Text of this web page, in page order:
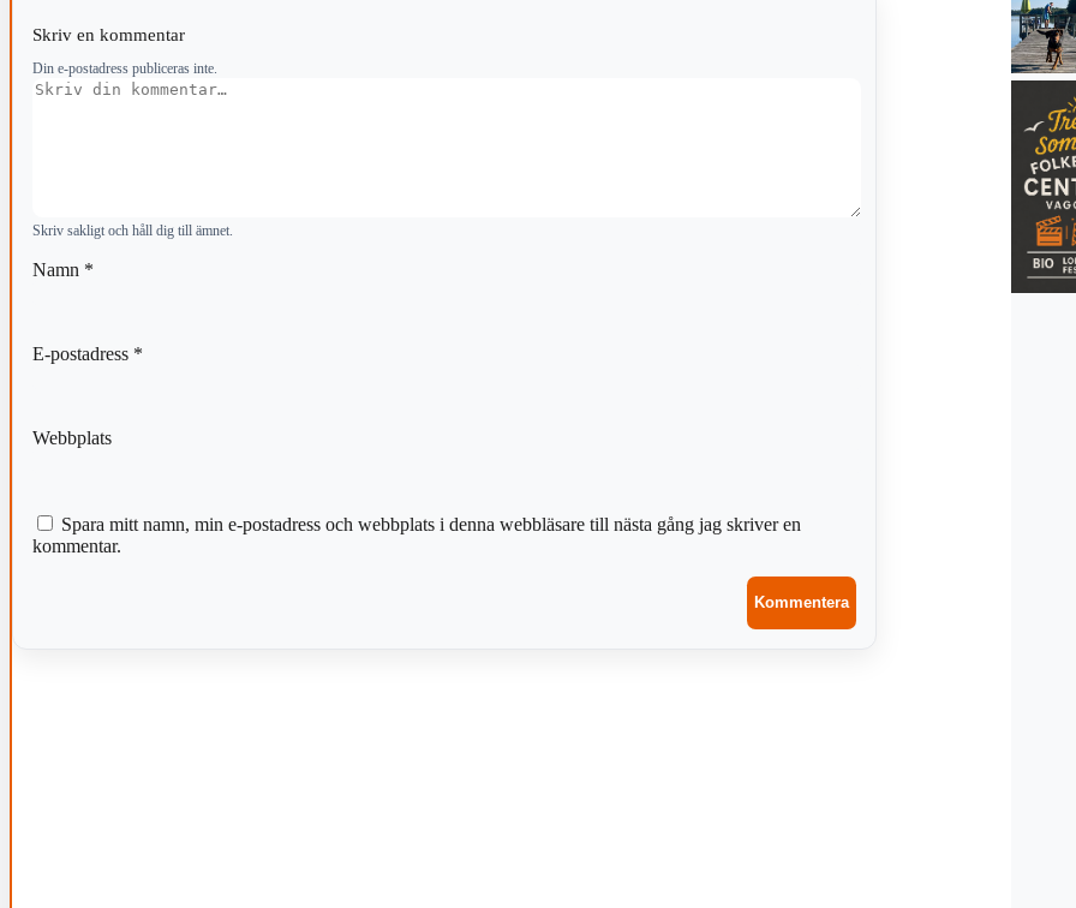
Skriv en kommentar
Din e-postadress publiceras inte.
Kommentar
Skriv sakligt och håll dig till ämnet.
Namn *
E-postadress *
Webbplats
Spara mitt namn, min e-postadress och webbplats i denna webbläsare till nästa gång jag skriver en
kommentar.